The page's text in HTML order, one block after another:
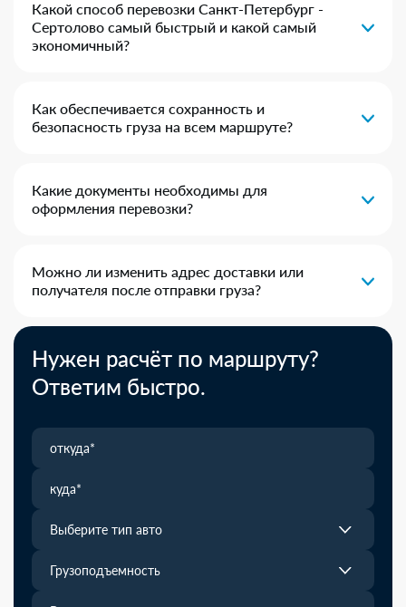
Какой способ перевозки Санкт-Петербург -
Сертолово самый быстрый и какой самый
экономичный?
Как обеспечивается сохранность и
безопасность груза на всем маршруте?
Какие документы необходимы для
оформления перевозки?
Можно ли изменить адрес доставки или
получателя после отправки груза?
Нужен расчёт по маршруту?
Ответим быстро.
Выберите тип авто
Грузоподъемность